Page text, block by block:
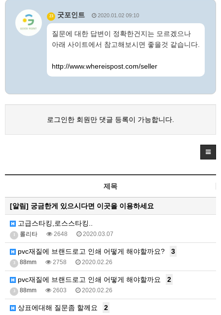
23 굿포인트 2020.01.02 09:10
질문에 대한 답변이 정확한건지는 모르겠으나
아래 사이트에서 참고해보시면 좋을것 같습니다.
http://www.whereispost.com/seller
로그인한 회원만 댓글 등록이 가능합니다.
제목
[알림] 궁금한게 있으시다면 이곳을 이용하세요
고급스타킹,로스스타킹..
롤리타 2648 2020.03.07
pvc재질에 브랜드로고 인쇄 어떻게 해야할까요? 3
3 88mm 2758 2020.02.26
pvc재질에 브랜드로고 인쇄 어떻게 해야할까요 2
3 88mm 2603 2020.02.26
상표에대해 질문좀 할께요 2